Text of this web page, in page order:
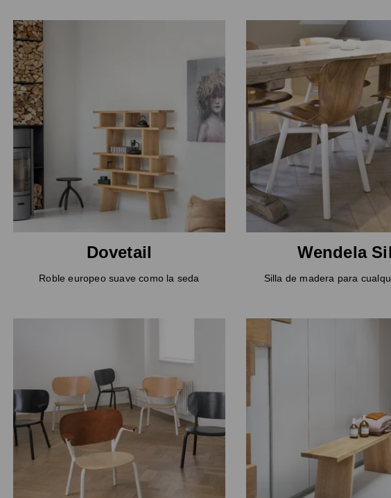
Dovetail
Roble europeo suave como la seda
Wendela
Silla de madera para